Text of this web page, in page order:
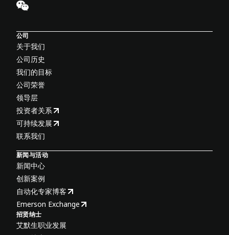
公司
关于我们
公司历史
我们的目标
公司荣誉
领导层
投资者关系
可持续发展
联系我们
新闻与活动
新闻中心
创新案例
自动化专家博客
Emerson Exchange
招贤纳士
艾默生职业发展